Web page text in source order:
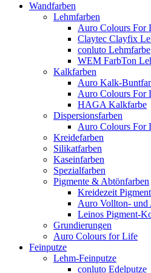
Wandfarben
Lehmfarben
Auro Colours For
Claytec Clayfix
conluto Lehmfarbe
WEM FarbTon
Kalkfarben
Auro Kalk-
Auro Colours For
HAGA Kalkfarbe
Dispersionsfarben
Auro Colours For
Kreidefarben
Silikatfarben
Kaseinfarben
Spezialfarben
Pigmente & Abtönfarben
Kreidezeit
Auro Vollton- und
Leinos Pigment-
Grundierungen
Auro Colours for Life
Feinputze
Lehm-Feinputze
conluto Edelputze